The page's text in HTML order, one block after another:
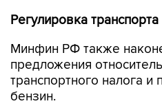
Регулировка
Минфин РФ также
предложения
транспортного налога
бензин.